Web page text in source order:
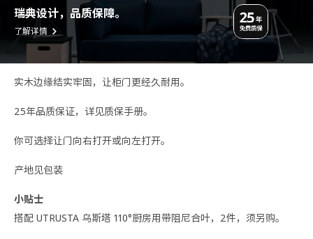
瑞典设计，品质保障。
了解详情
实木边缘结实牢固，让柜门更经久耐用。
25年品质保证，详见质保手册。
你可选择让门向右打开或向左打开。
产地见包装
小贴士
搭配 UTRUSTA 乌斯塔 110°厨房用带阻尼合叶，2件，须另购。